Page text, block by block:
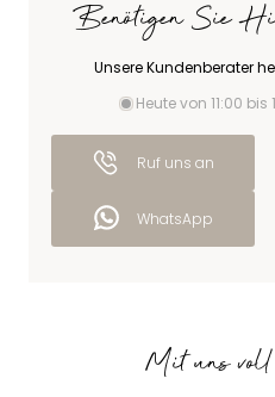
Benötigen Sie
Unsere Kundenberater
Heute von 11:00
Ruf uns an
WhatsApp
Mit uns